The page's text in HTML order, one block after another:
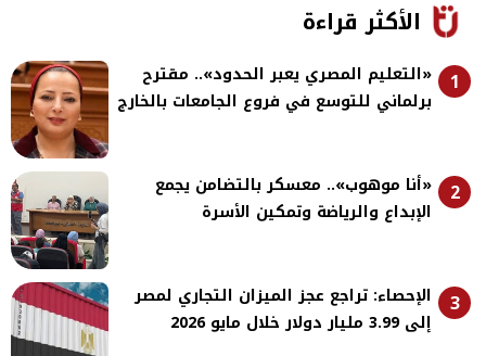
الأكثر قراءة
1
«التعليم المصري يعبر الحدود».. مقترح
برلماني للتوسع في فروع الجامعات بالخارج
2
«أنا موهوب».. معسكر بالتضامن يجمع
الإبداع والرياضة وتمكين الأسرة
3
الإحصاء: تراجع عجز الميزان التجاري لمصر
إلى 3.99 مليار دولار خلال مايو 2026